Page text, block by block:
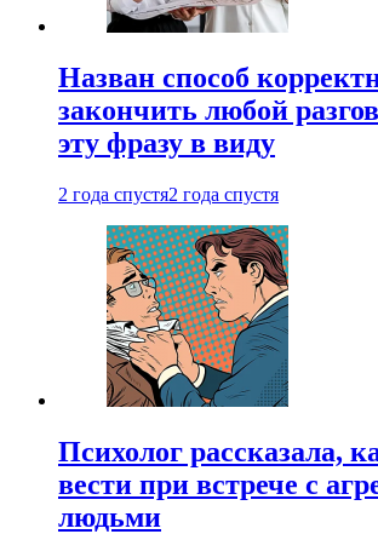
Назван способ
закончить любой
эту фразу в виду
2 года спустя2 года спустя
Психолог рассказала,
вести при встрече с
людьми